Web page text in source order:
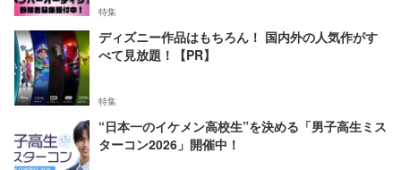
特集
ディズニー作品はもちろん！ 国内外の人気作がす
べて見放題！【PR】
特集
“日本一のイケメン高校生”を決める「男子高生ミス
ターコン2026」開催中！